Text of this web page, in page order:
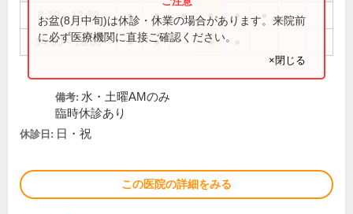
8:30～12:30 ● ● ● ● ●
14:00～18:30 ● ● ●
お盆(8月中旬)は休診・休業の場合があります。来院前
に必ず医療機関に直接ご確認ください。
×閉じる
備考: 水・土曜AMのみ
臨時休診あり
休診日: 日・祝
この医院の詳細をみる